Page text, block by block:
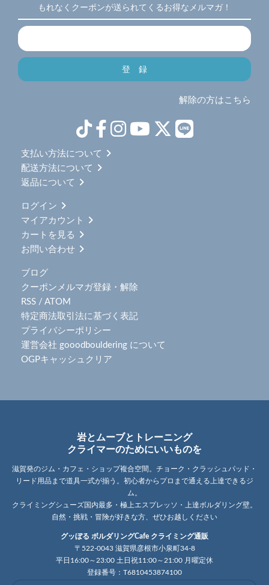
もれなくクーポンが送られてくるお得なメルマガ！
解除の方はこちら
支払い方法について
配送方法について
返品について
ログイン
マイアカウント
カートを見る
お問い合わせ
ブログ
クーポンメルマガ登録・解除
RSS / ATOM
特定商法取引法に基づく表記
プライバシーポリシー
運営会社 gooodbouldering について
OGPキャッシュクリア
岩とムーブとトレーニング
クライマーのためにいいものを
滋賀発のジム・カフェ・ショップ複合空間。チョーク・クラッシュパッド・
リード用品まで道具一式が揃う。初心者からプロまで通える上達できるジ
ム。
クライミングシューズ国内最多・極上エスプレッソ・上達ボルダリング壁。
自然・挑戦・冒険が好きな方、ぜひお越しください
グッぼる ボルダリングCafe クライミング通販
〒522-0043 滋賀県彦根市小泉町34-8
平日16:00～23:00 土日祝11:00～21:00 月曜定休
登録番号：T6810453874100